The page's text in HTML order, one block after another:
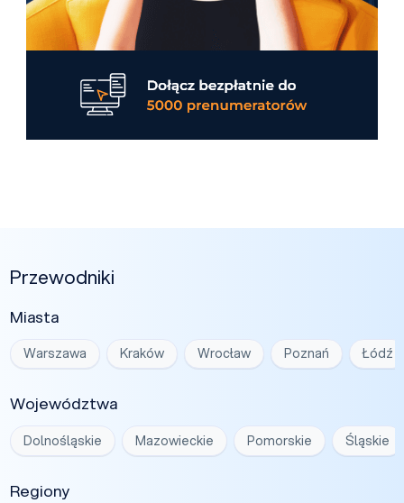
Przewodniki
Miasta
Warszawa Kraków Wrocław Poznań Łódź
Województwa
Dolnośląskie Mazowieckie Pomorskie Śląskie
Regiony